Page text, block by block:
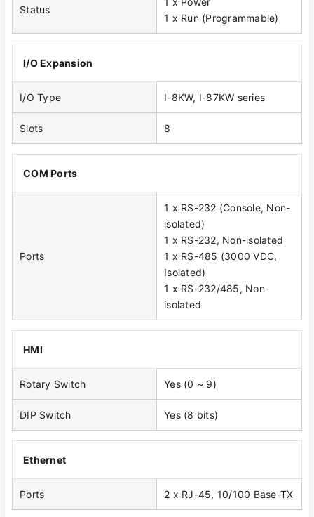
Status
1 x Run (Programmable)
I/O Expansion
I/O Type I-8KW, I-87KW series
Slots 8
COM Ports
Ports
1 x RS-232 (Console, Non-
isolated)
1 x RS-232, Non-isolated
1 x RS-485 (3000 VDC,
Isolated)
1 x RS-232/485, Non-
isolated
HMI
Rotary Switch Yes (0 ~ 9)
DIP Switch Yes (8 bits)
Ethernet
Ports 2 x RJ-45, 10/100 Base-TX